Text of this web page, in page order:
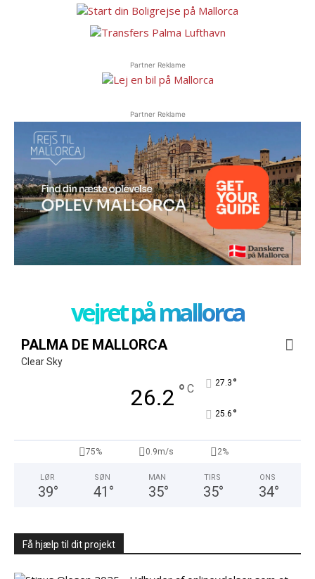
Partner Reklame
Partner Reklame
vejret på mallorca
PALMA DE MALLORCA
Clear Sky
26.2 ° C 27.3 °
25.6 °
75% 0.9m/s 2%
LØR
39°
SØN
41 °
MAN
35°
TIRS
35°
ONS
34°
Få hjælp til dit projekt